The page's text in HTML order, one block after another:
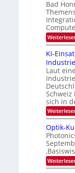
Bad
KI-
Laut
Schweiz
sich in
Optik-